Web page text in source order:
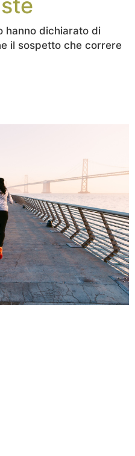
hanno dichiarato di
il sospetto che correre